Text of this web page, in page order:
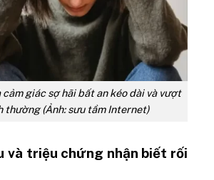
cảm giác sợ hãi bất an kéo dài và vượt
thường (Ảnh: sưu tầm Internet)
và triệu chứng nhận biết rối